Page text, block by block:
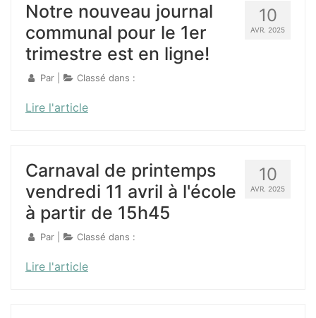
10
AVR. 2025
Notre nouveau journal
communal pour le 1er
trimestre est en ligne!
Par Classé dans :
Lire l'article
10
AVR. 2025
Carnaval de printemps
vendredi 11 avril à l'école
à partir de 15h45
Par Classé dans :
Lire l'article